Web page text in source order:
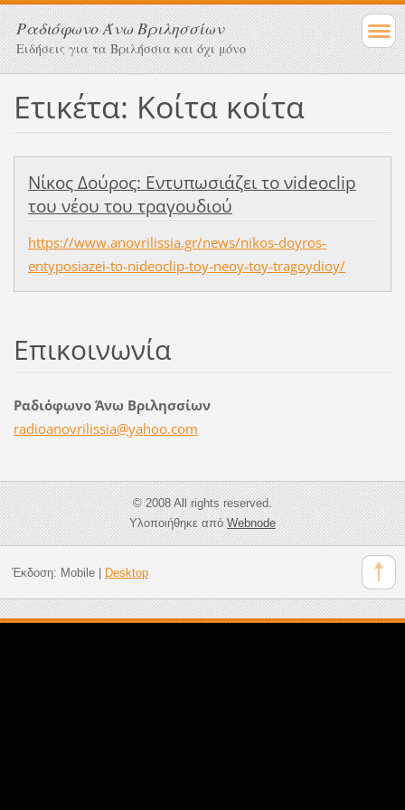
Ραδιόφωνο Άνω Βριλησσίων
Ειδήσεις για τα Βριλήσσια και όχι μόνο
Ετικέτα: Κοίτα κοίτα
Nίκος Δούρος: Εντυπωσιάζει το νideoclip
του νέου του τραγουδιού
https://www.anovrilissia.gr/news/nikos-doyros-
entyposiazei-to-nideoclip-toy-neoy-toy-tragoydioy/
Επικοινωνία
Ραδιόφωνο Άνω Βριλησσίων
radioanovrilissia@yahoo.com
© 2008 All rights reserved.
Υλοποιήθηκε απόWebnode
Έκδοση: Mobile| Desktop